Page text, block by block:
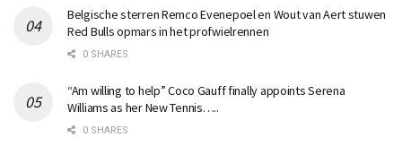
Belgische sterren Remco Evenepoel en Wout van Aert stuwen
Red Bulls opmars in het profwielrennen
0 SHARES
“Am willing to help” Coco Gauff finally appoints Serena
Williams as her New Tennis…..
0 SHARES